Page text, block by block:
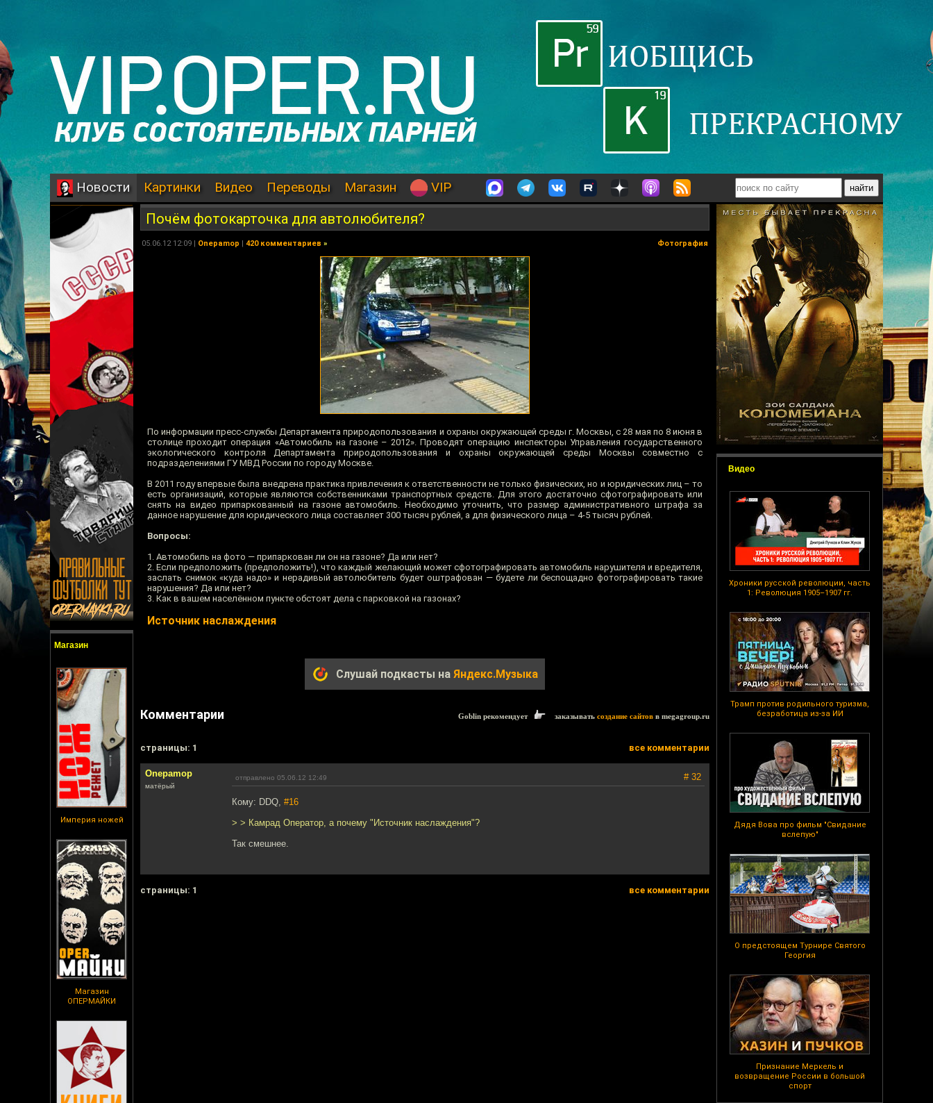
Новости Картинки Видео Переводы Магазин VIP
Магазин
Империя ножей
Магазин
ОПЕРМАЙКИ
Видео
Хроники русской революции, часть
1: Революция 1905–1907 гг.
Трамп против родильного туризма,
безработица из-за ИИ
Дядя Вова про фильм "Свидание
вслепую"
О предстоящем Турнире Святого
Георгия
Признание Меркель и
возвращение России в большой
спорт
Почём фотокарточка для автолюбителя?
05.06.12 12:09 | Onepamop | 420 комментариев » Фотография
По информации пресс-службы Департамента природопользования и охраны окружающей среды г. Москвы, с 28 мая по 8 июня в
столице проходит операция «Автомобиль на газоне – 2012». Проводят операцию инспекторы Управления государственного
экологического контроля Департамента природопользования и охраны окружающей среды Москвы совместно с
подразделениями ГУ МВД России по городу Москве.
В 2011 году впервые была внедрена практика привлечения к ответственности не только физических, но и юридических лиц – то
есть организаций, которые являются собственниками транспортных средств. Для этого достаточно сфотографировать или
снять на видео припаркованный на газоне автомобиль. Необходимо уточнить, что размер административного штрафа за
данное нарушение для юридического лица составляет 300 тысяч рублей, а для физического лица – 4-5 тысяч рублей.
Вопросы:
1. Автомобиль на фото — припаркован ли он на газоне? Да или нет?
2. Если предположить (предположить!), что каждый желающий может сфотографировать автомобиль нарушителя и вредителя,
заслать снимок «куда надо» и нерадивый автолюбитель будет оштрафован — будете ли беспощадно фотографировать такие
нарушения? Да или нет?
3. Как в вашем населённом пункте обстоят дела с парковкой на газонах?
Источник наслаждения
Слушай подкасты на Яндекс.Музыка
Комментарии Goblin рекомендует заказывать создание сайтов в megagroup.ru
cтраницы: 1 все комментарии
Onepamop
матёрый
отправлено 05.06.12 12:49 # 32
Кому: DDQ, #16
> > Камрад Оператор, а почему "Источник наслаждения"?
Так смешнее.
cтраницы: 1 все комментарии